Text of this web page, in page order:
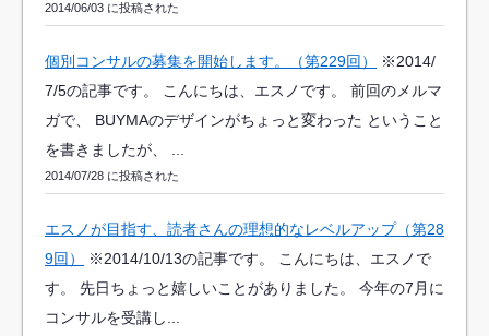
2014/06/03 に投稿された
個別コンサルの募集を開始します。（第229回）
※2014/
7/5の記事です。 こんにちは、エスノです。 前回のメルマ
ガで、 BUYMAのデザインがちょっと変わった ということ
を書きましたが、 ...
2014/07/28 に投稿された
エスノが目指す、読者さんの理想的なレベルアップ（第28
9回）
※2014/10/13の記事です。 こんにちは、エスノで
す。 先日ちょっと嬉しいことがありました。 今年の7月に
コンサルを受講し...